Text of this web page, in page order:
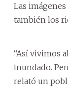
Las
también los
“Así vivimos
inundado.
relató un